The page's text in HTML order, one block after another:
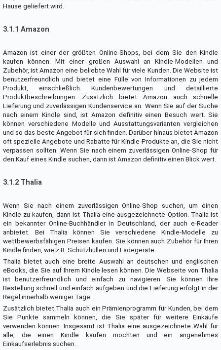
Hause geliefert wird.
3.1.1 Amazon
Amazon ist einer der größten Online-Shops, bei dem Sie den Kindle
kaufen können. Mit einer großen Auswahl an Kindle-Modellen und
Zubehör, ist Amazon eine beliebte Wahl für viele Kunden. Die Website ist
benutzerfreundlich und bietet eine Fülle von Informationen zu jedem
Produkt, einschließlich Kundenbewertungen und detaillierte
Produktbeschreibungen. Zusätzlich bietet Amazon auch schnelle
Lieferung und zuverlässigen Kundenservice an. Wenn Sie auf der Suche
nach einem Kindle sind, ist Amazon definitiv einen Besuch wert. Sie
können verschiedene Modelle und Ausstattungsvarianten vergleichen
und so das beste Angebot für sich finden. Darüber hinaus bietet Amazon
oft spezielle Angebote und Rabatte für Kindle-Produkte an, die Sie nicht
verpassen sollten. Wenn Sie nach einem zuverlässigen Online-Shop für
den Kauf eines Kindle suchen, dann ist Amazon definitiv einen Blick wert.
3.1.2 Thalia
Wenn Sie nach einem zuverlässigen Online-Shop suchen, um einen
Kindle zu kaufen, dann ist Thalia eine ausgezeichnete Option. Thalia ist
ein bekannter Online-Buchhändler in Deutschland, der auch e-Reader
anbietet. Bei Thalia können Sie verschiedene Kindle-Modelle zu
wettbewerbsfähigen Preisen kaufen. Sie können auch Zubehör für Ihren
Kindle finden, wie z.B. Schutzhüllen und Ladegeräte.
Thalia bietet auch eine breite Auswahl an deutschen und englischen
eBooks, die Sie auf Ihrem Kindle lesen können. Die Webseite von Thalia
ist benutzerfreundlich und einfach zu navigieren. Sie können Ihre
Bestellung schnell und einfach aufgeben und die Lieferung erfolgt in der
Regel innerhalb weniger Tage.
Zusätzlich bietet Thalia auch ein Prämienprogramm für Kunden, bei dem
Sie Punkte sammeln können, die Sie später für weitere Einkäufe
verwenden können. Insgesamt ist Thalia eine ausgezeichnete Wahl für
alle, die einen Kindle kaufen möchten und ein angenehmes
Einkaufserlebnis suchen.